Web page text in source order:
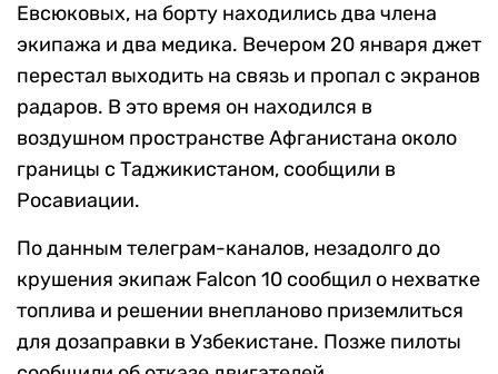
Евсюковых, на борту находились два члена
экипажа и два медика. Вечером 20 января джет
перестал выходить на связь и пропал с экранов
радаров. В это время он находился в
воздушном пространстве Афганистана около
границы с Таджикистаном, сообщили в
Росавиации.
По данным телеграм-каналов, незадолго до
крушения экипаж Falcon 10 сообщил о нехватке
топлива и решении внепланово приземлиться
для дозаправки в Узбекистане. Позже пилоты